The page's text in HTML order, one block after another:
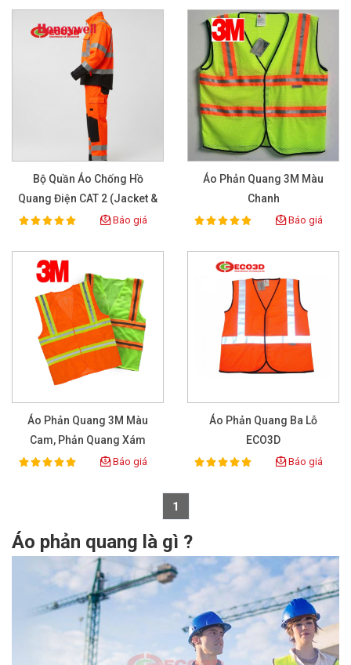
Bộ Quần Áo Chống Hồ
Quang Điện CAT 2 (Jacket &
Pant) - Bảo Hộ ECO3D
Rating:
100% Báo giá
Áo Phản Quang 3M Màu
Chanh
Rating:
100% Báo giá
Áo Phản Quang 3M Màu
Cam, Phản Quang Xám
Rating:
100% Báo giá
Áo Phản Quang Ba Lỗ
ECO3D
Rating:
100% Báo giá
1
Áo phản quang là gì ?